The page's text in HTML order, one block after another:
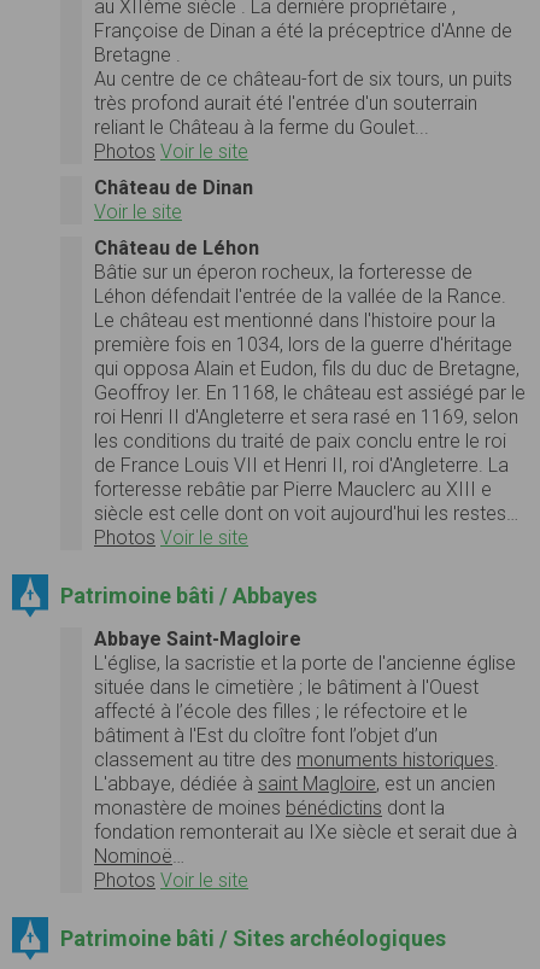
au XIIème siècle . La dernière propriétaire ,
Françoise de Dinan a été la préceptrice d'Anne de
Bretagne .
Au centre de ce château-fort de six tours, un puits
très profond aurait été l'entrée d'un souterrain
reliant le Château à la ferme du Goulet...
Photos Voir le site
Château de Dinan
Voir le site
Château de Léhon
Bâtie sur un éperon rocheux, la forteresse de
Léhon défendait l'entrée de la vallée de la Rance.
Le château est mentionné dans l'histoire pour la
première fois en 1034, lors de la guerre d'héritage
qui opposa Alain et Eudon, fils du duc de Bretagne,
Geoffroy Ier. En 1168, le château est assiégé par le
roi Henri II d'Angleterre et sera rasé en 1169, selon
les conditions du traité de paix conclu entre le roi
de France Louis VII et Henri II, roi d'Angleterre. La
forteresse rebâtie par Pierre Mauclerc au XIII e
siècle est celle dont on voit aujourd'hui les restes…
Photos Voir le site
Patrimoine bâti / Abbayes
Abbaye Saint-Magloire
L'église, la sacristie et la porte de l'ancienne église
située dans le cimetière ; le bâtiment à l'Ouest
affecté à l’école des filles ; le réfectoire et le
bâtiment à l'Est du cloître font l’objet d’un
classement au titre des monuments historiques.
L'abbaye, dédiée à saint Magloire, est un ancien
monastère de moines bénédictins dont la
fondation remonterait au IXe siècle et serait due à
Nominoë…
Photos Voir le site
Patrimoine bâti / Sites archéologiques